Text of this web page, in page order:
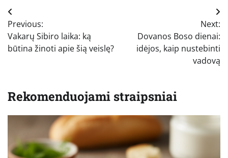
Navigacija
tarp
įrašų
Previous:
Vakarų Sibiro laika: ką
būtina žinoti apie šią veislę?
Next:
Dovanos Boso dienai:
idėjos, kaip nustebinti
vadovą
Rekomenduojami straipsniai